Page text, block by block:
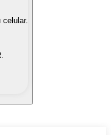
interesse de forma
moeda fiduciária